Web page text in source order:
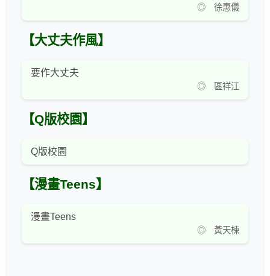
◎ 徐惠儀
【大丈夫作風】
要作大丈夫
◎ 區祥江
【Q版校園】
Q版校園
【漫畫Teens】
漫畫Teens
◎ 黃天楝